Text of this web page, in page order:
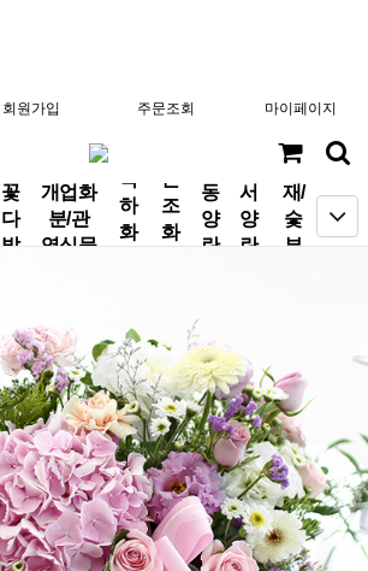
회원가입 주문조회 마이페이지
꽃
다
발
개업화
분/관
엽식물
축
하
화
근
조
화
동
양
란
서
양
란
분
재/
숯
부